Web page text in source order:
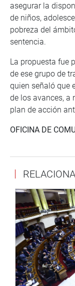
asegurar la
de niños,
pobreza del
sentencia.
La propuesta fue
de ese grupo de
quien señaló que
de los avances, a
plan de acción
OFICINA DE